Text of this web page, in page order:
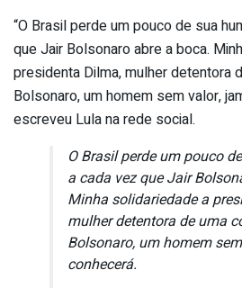
“O Brasil perde um pouco de sua
que Jair Bolsonaro abre a boca.
presidenta Dilma, mulher detentora
Bolsonaro, um homem sem valor,
escreveu Lula na rede social.
O Brasil perde um pouco
a cada vez que Jair
Minha solidariedade a
mulher detentora de uma
Bolsonaro, um homem
conhecerá.